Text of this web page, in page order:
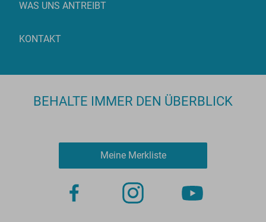
WAS UNS ANTREIBT
KONTAKT
BEHALTE IMMER DEN ÜBERBLICK
Meine Merkliste